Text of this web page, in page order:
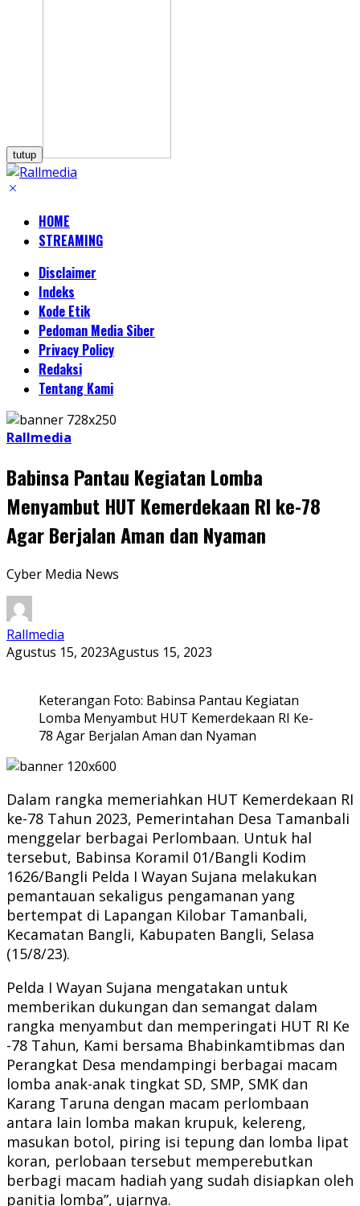
tutup
HOME
STREAMING
Disclaimer
Indeks
Kode Etik
Pedoman Media Siber
Privacy Policy
Redaksi
Tentang Kami
Rallmedia
Babinsa Pantau Kegiatan Lomba
Menyambut HUT Kemerdekaan RI ke-78
Agar Berjalan Aman dan Nyaman
Cyber Media News
Rallmedia
Agustus 15, 2023Agustus 15, 2023
Keterangan Foto: Babinsa Pantau Kegiatan
Lomba Menyambut HUT Kemerdekaan RI Ke-
78 Agar Berjalan Aman dan Nyaman
Dalam rangka memeriahkan HUT Kemerdekaan RI
ke-78 Tahun 2023, Pemerintahan Desa Tamanbali
menggelar berbagai Perlombaan. Untuk hal
tersebut, Babinsa Koramil 01/Bangli Kodim
1626/Bangli Pelda I Wayan Sujana melakukan
pemantauan sekaligus pengamanan yang
bertempat di Lapangan Kilobar Tamanbali,
Kecamatan Bangli, Kabupaten Bangli, Selasa
(15/8/23).
Pelda I Wayan Sujana mengatakan untuk
memberikan dukungan dan semangat dalam
rangka menyambut dan memperingati HUT RI Ke
-78 Tahun, Kami bersama Bhabinkamtibmas dan
Perangkat Desa mendampingi berbagai macam
lomba anak-anak tingkat SD, SMP, SMK dan
Karang Taruna dengan macam perlombaan
antara lain lomba makan krupuk, kelereng,
masukan botol, piring isi tepung dan lomba lipat
koran, perlobaan tersebut memperebutkan
berbagi macam hadiah yang sudah disiapkan oleh
panitia lomba”, ujarnya.